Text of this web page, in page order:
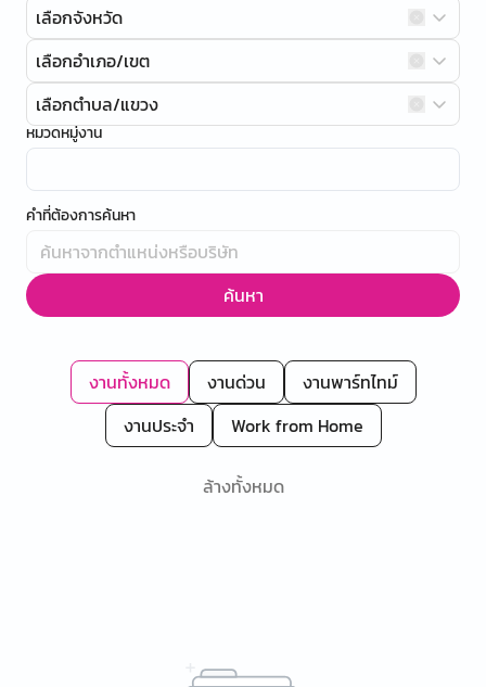
เลือกจังหวัด
เลือกอำเภอ/เขต
เลือกตำบล/แขวง
หมวดหมู่งาน
คำที่ต้องการค้นหา
ค้นหา
งานทั้งหมด งานด่วน
งานพาร์ทไทม์
งานประจำ
Work from Home
ล้างทั้งหมด